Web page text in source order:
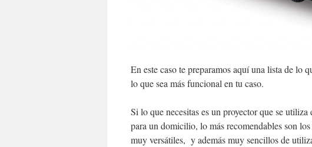
En este caso te preparamos aquí una lista de lo
lo que sea más funcional en tu caso.
Si lo que necesitas es un proyector que se
para un domicilio, lo más recomendables son
muy versátiles, y además muy sencillos de